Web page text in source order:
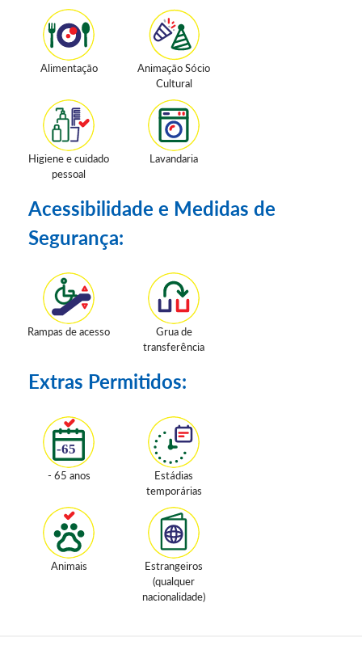
Alimentação
Animação Sócio
Cultural
Higiene e cuidado
pessoal
Lavandaria
Acessibilidade e Medidas de
Segurança:
Rampas de acesso
Grua de
transferência
Extras Permitidos:
- 65 anos
Estádias
temporárias
Animais
Estrangeiros
(qualquer
nacionalidade)